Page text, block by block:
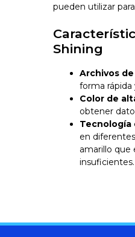
pueden utilizar
Shining
Archivos
forma rápida
Color de
obtener
Tecnología
en
amarillo que
insuficientes.